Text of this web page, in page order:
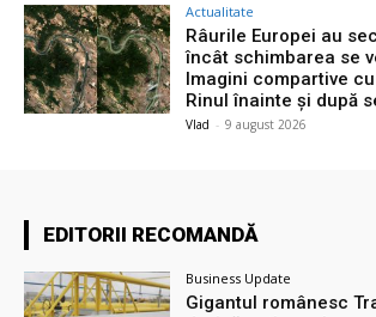
Actualitate
Râurile Europei au
încât schimbarea se
Imagini compartive
Rinul înainte și după
Vlad - 9 august 2026
EDITORII RECOMANDĂ
Business Update
Gigantul românesc